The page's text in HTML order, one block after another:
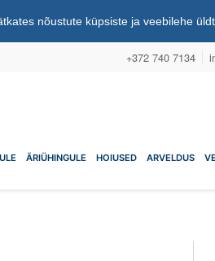
nõustute küpsiste ja veebilehe
+372 740 7134
ÄRIÜHINGULE HOIUSED ARVELDUS